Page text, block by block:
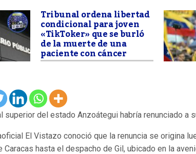
Tribunal ordena libertad
condicional para joven
«TikToker» que se burló
de la muerte de una
paciente con cáncer
superior del estado Anzoátegui habría renunciado a
El Vistazo conoció que la renuncia se origina
hasta el despacho de Gil, ubicado en la